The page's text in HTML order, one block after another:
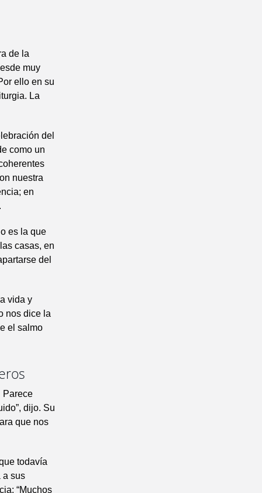
de la
muy
ello en su
La
del
como un
nuestra
en
es la que
casas, en
del
vida y
nos dice la
el salmo
Parece
dijo. Su
que nos
todavía
a sus
“Muchos